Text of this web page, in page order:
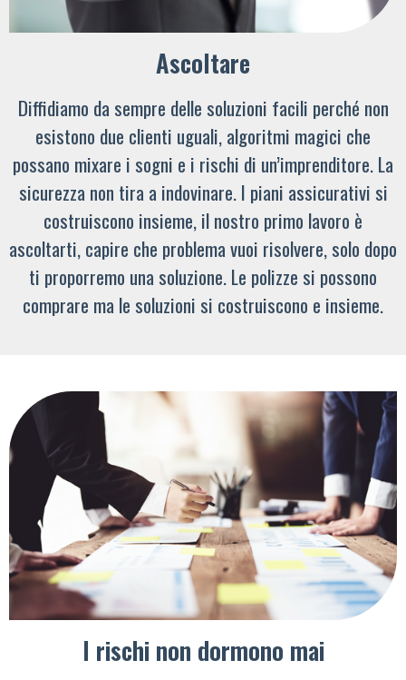
Ascoltare
Diffidiamo da sempre delle soluzioni facili perché non
esistono due clienti uguali, algoritmi magici che
possano mixare i sogni e i rischi di un’imprenditore. La
sicurezza non tira a indovinare. I piani assicurativi si
costruiscono insieme, il nostro primo lavoro è
ascoltarti, capire che problema vuoi risolvere, solo dopo
ti proporremo una soluzione. Le polizze si possono
comprare ma le soluzioni si costruiscono e insieme.
I rischi non dormono mai